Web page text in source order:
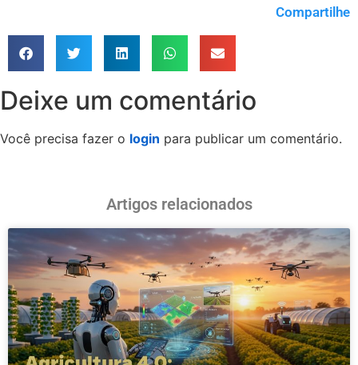
Compartilhe
Deixe um comentário
Você precisa fazer o login para publicar um comentário.
Artigos relacionados